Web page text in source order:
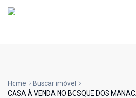
Home
Buscar imóvel
CASA À VENDA NO BOSQUE DOS